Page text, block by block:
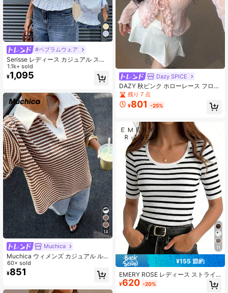
#ペプラムウェア
Serisse レディース カジュアル スト
ライプ ラッフルヘム ウエストシェイ
プ シャツ、夏用
1.1k+ sold
¥1,095
14
Muchica
Muchica ウィメンズ カジュアル ル
ーズ ストライプ ドロップショルダー
Tシャツ、夏用
60+ sold
¥851
Dazy SPICE
DAZY 秋ピンク ホローレース フロン
トタイ カーディガン スリムフィット
レディーストップス パーティー デイ
パーティー ティーパーティー 結婚式
ケーション
残り 7 点
¥801 -25%
11
¥155 節約
EMERY ROSE レディース ストライ
プ コントラストカラー ラウンドネッ
ク Tシャツ、ファッショナブルで多
¥620 -20%